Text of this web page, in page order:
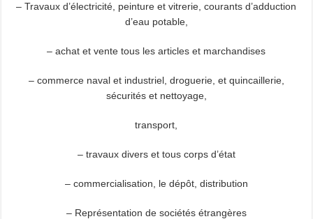
– Travaux d’électricité, peinture et vitrerie, courants d’adduction
d’eau potable,
– achat et vente tous les articles et marchandises
– commerce naval et industriel, droguerie, et quincaillerie,
sécurités et nettoyage,
transport,
– travaux divers et tous corps d’état
– commercialisation, le dépôt, distribution
– Représentation de sociétés étrangères